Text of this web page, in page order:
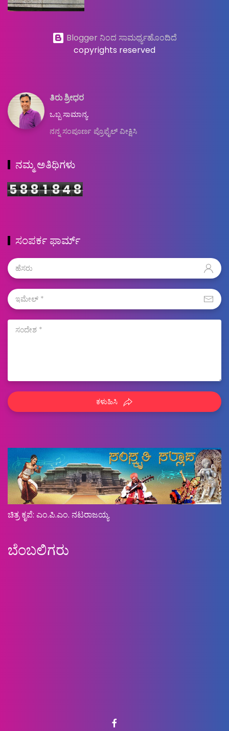
Blogger ನಿಂದ ಸಾಮರ್ಥ್ಯಹೊಂದಿದೆ
copyrights reserved
ತಿರು ಶ್ರೀಧರ
ಒಬ್ಬ ಸಾಮಾನ್ಯ.
ನನ್ನ ಸಂಪೂರ್ಣ ಪ್ರೊಫೈಲ್ ವೀಕ್ಷಿಸಿ
ನಮ್ಮ ಅತಿಥಿಗಳು
588 1 848
ಸಂಪರ್ಕ ಫಾರ್ಮ್
ಕಳುಹಿಸಿ
ಚಿತ್ರ ಕೃಪೆ: ಎಂ.ಪಿ.ಎಂ. ನಟರಾಜಯ್ಯ
ಬೆಂಬಲಿಗರು